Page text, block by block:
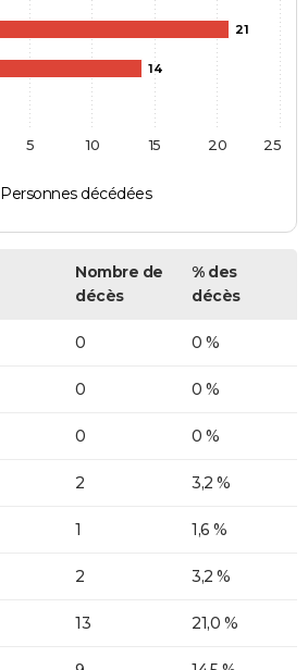
21
14
Personnes décédées
5 10 15 20 25
Nombre de
décès
% des
décès
0 0 %
0 0 %
0 0 %
2 3,2 %
1 1,6 %
2 3,2 %
13 21,0 %